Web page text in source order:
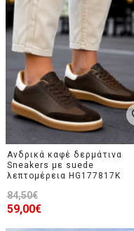
Ανδρικά καφέ δερμάτινα
Sneakers με suede
λεπτομέρεια HG177817K
59,00€
84,50€